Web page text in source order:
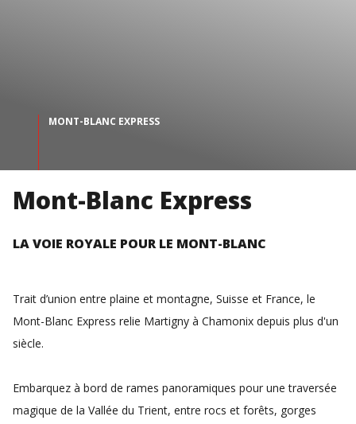
MONT-BLANC EXPRESS
Mont-Blanc Express
LA VOIE ROYALE POUR LE MONT-BLANC
Trait d’union entre plaine et montagne, Suisse et France, le
Mont-Blanc Express relie Martigny à Chamonix depuis plus d'un
siècle.
Embarquez à bord de rames panoramiques pour une traversée
magique de la Vallée du Trient, entre rocs et forêts, gorges